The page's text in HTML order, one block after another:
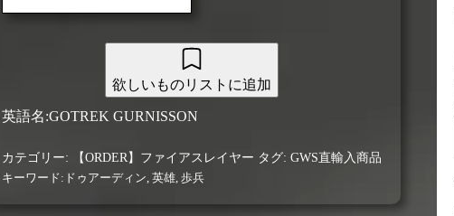
イ
ヤ
直
輸
入)】
欲しいものリストに追加
英語名:GOTREK GURNISSON
カテゴリー: 【ORDER】ファイアスレイヤー タグ:GWS直輸入商品
キーワード: ドゥアーディン,英雄,歩兵